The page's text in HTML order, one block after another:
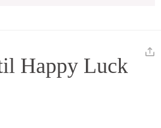
Happy Luck